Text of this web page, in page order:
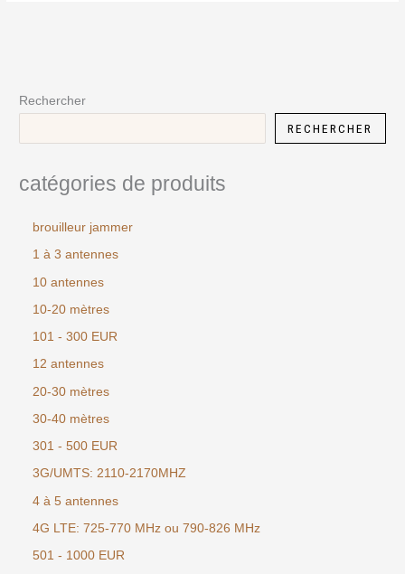
Rechercher
RECHERCHER
catégories de produits
brouilleur jammer
1 à 3 antennes
10 antennes
10-20 mètres
101 - 300 EUR
12 antennes
20-30 mètres
30-40 mètres
301 - 500 EUR
3G/UMTS: 2110-2170MHZ
4 à 5 antennes
4G LTE: 725-770 MHz ou 790-826 MHz
501 - 1000 EUR